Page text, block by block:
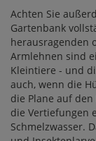
Achten Sie
Gartenbank
herausragenden
Armlehnen sind
Kleintiere - und
auch, wenn die
die Plane auf
die Vertiefungen
Schmelzwasser.